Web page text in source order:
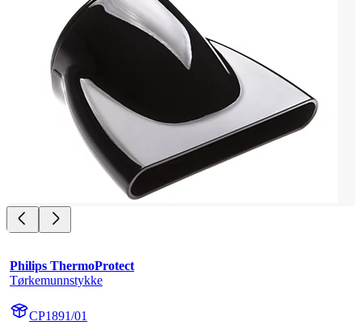
Philips ThermoProtect
Tørkemunnstykke
CP1891/01